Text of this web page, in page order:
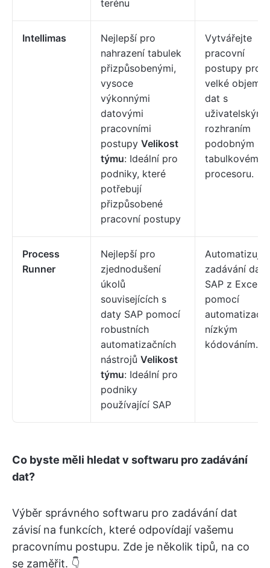
terénu
Intellimas
Nejlepší pro
nahrazení tabulek
přizpůsobenými,
vysoce
výkonnými
datovými
pracovními
postupy Velikost
týmu: Ideální pro
podniky, které
potřebují
přizpůsobené
pracovní postupy
Vytvářejte
pracovní
postupy pro
velké objemy
dat s
uživatelským
rozhraním
podobným
tabulkovému
procesoru.
Process
Runner
Nejlepší pro
zjednodušení
úkolů
souvisejících s
daty SAP pomocí
robustních
automatizačních
nástrojů Velikost
týmu: Ideální pro
podniky
používající SAP
Automatizujte
zadávání dat
SAP z Excelu
pomocí
automatizace
nízkým
kódováním.
Co byste měli hledat v softwaru pro zadávání
dat?
Výběr správného softwaru pro zadávání dat
závisí na funkcích, které odpovídají vašemu
pracovnímu postupu. Zde je několik tipů, na co
se zaměřit. 👇